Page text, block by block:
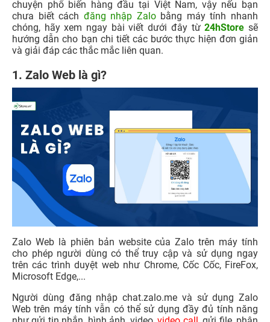
chuyện phổ biến hàng đầu tại Việt Nam, vậy nếu bạn
chưa biết cách đăng nhập Zalobằng máy tính nhanh
chóng, hãy xem ngay bài viết dưới đây từ24hStore sẽ
hướng dẫn cho bạn chi tiết các bước thực hiện đơn giản
và giải đáp các thắc mắc liên quan.
1. Zalo Web là gì?
Zalo Web là phiên bản website của Zalo trên máy tính
cho phép người dùng có thể truy cập và sử dụng ngay
trên các trình duyệt web như Chrome, Cốc Cốc, FireFox,
Microsoft Edge,...
Người dùng đăng nhập chat.zalo.me và sử dụng Zalo
Web trên máy tính vẫn có thể sử dụng đầy đủ tính năng